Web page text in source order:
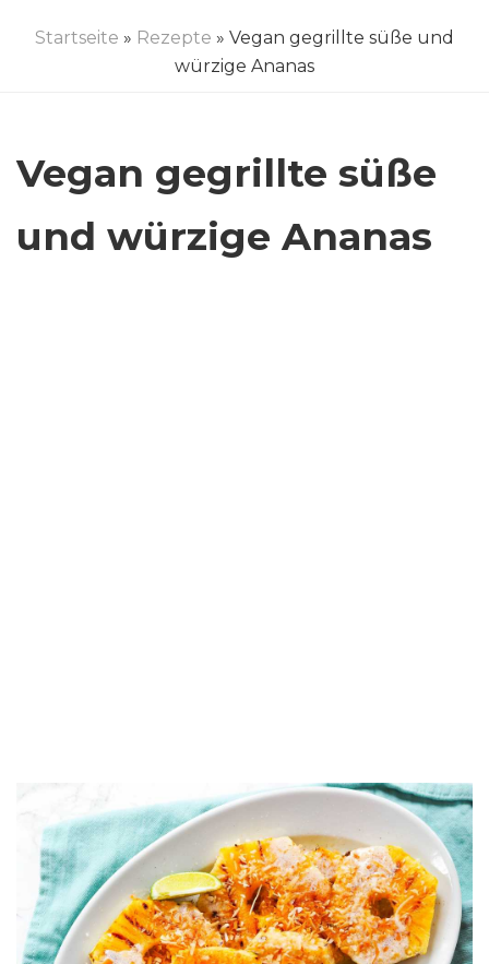
Startseite » Rezepte » Vegan gegrillte süße und
würzige Ananas
Vegan gegrillte süße
und würzige Ananas